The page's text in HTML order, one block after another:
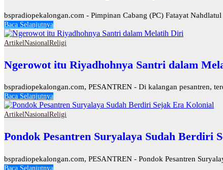
bspradiopekalongan.com - Pimpinan Cabang (PC) Fatayat
Baca Selanjutnya
ArtikelNasionalReligi
Ngerowot itu Riyadhohnya Santri dalam
bspradiopekalongan.com, PESANTREN - Di kalangan pesantren,
Baca Selanjutnya
ArtikelNasionalReligi
Pondok Pesantren Suryalaya Sudah Berdiri
bspradiopekalongan.com, PESANTREN - Pondok Pesantren
Baca Selanjutnya